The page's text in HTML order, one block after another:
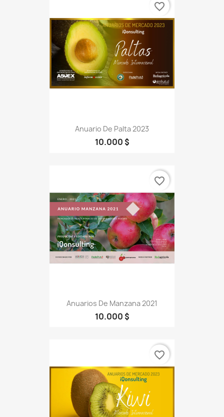
Anuario De Palta 2023
10.000 $
favorite_border
Anuarios De Manzana 2021
10.000 $
favorite_border
favorite_border